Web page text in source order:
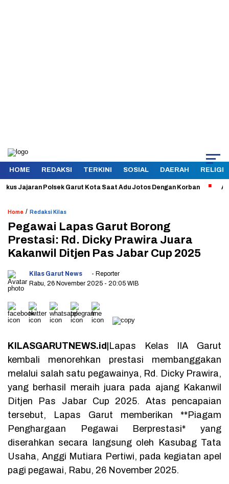
HOME REDAKSI TERKINI SOSIAL DAERAH RELIGI
Polsek Garut Kota Saat Adu Jotos Dengan Korban Aman
Home / Redaksi Kilas
Pegawai Lapas Garut Borong
Prestasi: Rd. Dicky Prawira Juara
Kakanwil Ditjen Pas Jabar Cup 2025
Kilas Garut News
- Reporter
Rabu, 26 November 2025 - 20:05 WIB
KILASGARUTNEWS.id| Lapas Kelas IIA Garut
kembali menorehkan prestasi membanggakan
melalui salah satu pegawainya, Rd. Dicky Prawira,
yang berhasil meraih juara pada ajang Kakanwil
Ditjen Pas Jabar Cup 2025. Atas pencapaian
tersebut, Lapas Garut memberikan **Piagam
Penghargaan Pegawai Berprestasi* yang
diserahkan secara langsung oleh Kasubag Tata
Usaha, Anggi Mutiara Pertiwi, pada kegiatan apel
pagi pegawai, Rabu, 26 November 2025.